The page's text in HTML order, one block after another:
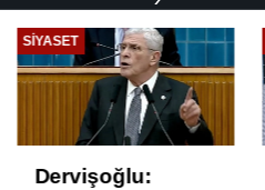
SIYASET
Dervişoğlu: